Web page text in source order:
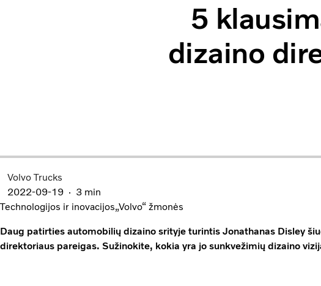
5
dizaino
Volvo Trucks
2022-09-19
3 min
Technologijos ir inovacijos„Volvo“ žmonės
Daug patirties automobilių dizaino srityje turintis Jonathanas Disley
direktoriaus pareigas. Sužinokite, kokia yra jo sunkvežimių dizaino